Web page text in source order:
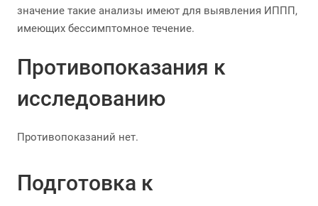
значение такие анализы имеют для выявления ИППП,
имеющих бессимптомное течение.
Противопоказания к
исследованию
Противопоказаний нет.
Подготовка к